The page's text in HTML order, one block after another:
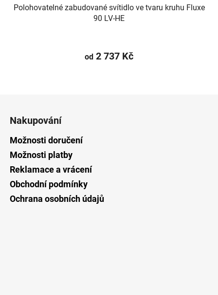
Polohovatelné zabudované svítidlo ve tvaru kruhu Fluxe
90 LV-HE
od 2 737 Kč
Nakupování
Možnosti doručení
Možnosti platby
Reklamace a vrácení
Obchodní podmínky
Ochrana osobních údajů